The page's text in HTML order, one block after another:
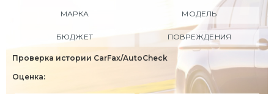
МАРКА МОДЕЛЬ
БЮДЖЕТ ПОВРЕЖДЕНИЯ
Проверка истории CarFax/AutoCheck
Оценка: